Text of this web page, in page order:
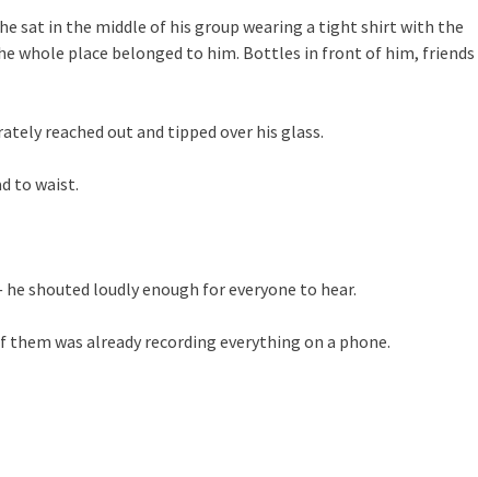
sat in the middle of his group wearing a tight shirt with the
whole place belonged to him. Bottles in front of him, friends
reached out and tipped over his glass.
to waist.
shouted loudly enough for everyone to hear.
was already recording everything on a phone.